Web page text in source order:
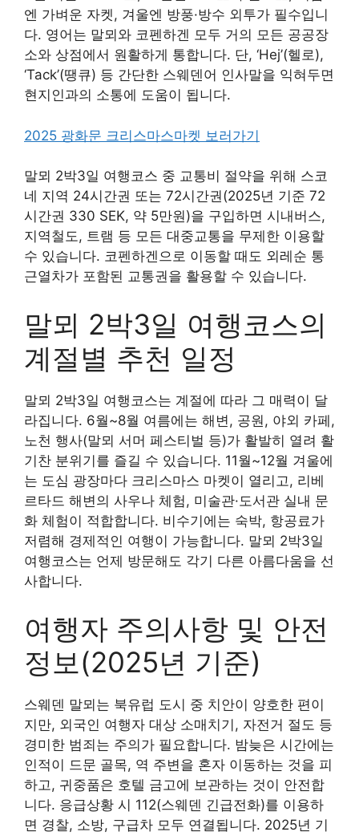
엔 가벼운 자켓, 겨울엔 방풍·방수 외투가 필수입니
다. 영어는 말뫼와 코펜하겐 모두 거의 모든 공공장
소와 상점에서 원활하게 통합니다. 단, ‘Hej’(헬로),
‘Tack’(땡큐) 등 간단한 스웨덴어 인사말을 익혀두면
현지인과의 소통에 도움이 됩니다.
2025 광화문 크리스마스마켓 보러가기
말뫼 2박3일 여행코스 중 교통비 절약을 위해 스코
네 지역 24시간권 또는 72시간권(2025년 기준 72
시간권 330 SEK, 약 5만원)을 구입하면 시내버스,
지역철도, 트램 등 모든 대중교통을 무제한 이용할
수 있습니다. 코펜하겐으로 이동할 때도 외레순 통
근열차가 포함된 교통권을 활용할 수 있습니다.
말뫼 2박3일 여행코스의
계절별 추천 일정
말뫼 2박3일 여행코스는 계절에 따라 그 매력이 달
라집니다. 6월~8월 여름에는 해변, 공원, 야외 카페,
노천 행사(말뫼 서머 페스티벌 등)가 활발히 열려 활
기찬 분위기를 즐길 수 있습니다. 11월~12월 겨울에
는 도심 광장마다 크리스마스 마켓이 열리고, 리베
르타드 해변의 사우나 체험, 미술관·도서관 실내 문
화 체험이 적합합니다. 비수기에는 숙박, 항공료가
저렴해 경제적인 여행이 가능합니다. 말뫼 2박3일
여행코스는 언제 방문해도 각기 다른 아름다움을 선
사합니다.
여행자 주의사항 및 안전
정보(2025년 기준)
스웨덴 말뫼는 북유럽 도시 중 치안이 양호한 편이
지만, 외국인 여행자 대상 소매치기, 자전거 절도 등
경미한 범죄는 주의가 필요합니다. 밤늦은 시간에는
인적이 드문 골목, 역 주변을 혼자 이동하는 것을 피
하고, 귀중품은 호텔 금고에 보관하는 것이 안전합
니다. 응급상황 시 112(스웨덴 긴급전화)를 이용하
면 경찰, 소방, 구급차 모두 연결됩니다. 2025년 기